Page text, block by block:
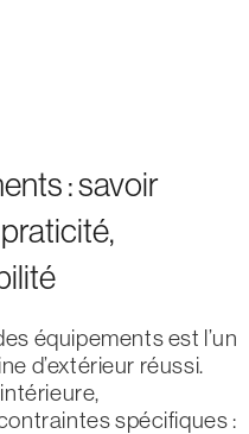
: savoir
équipements est l’un
d’extérieur réussi.
spécifiques :